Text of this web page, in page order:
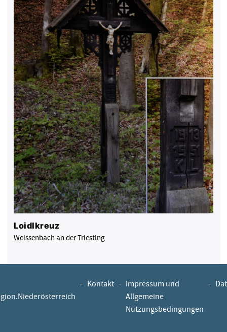
Loidlkreuz
Weissenbach an der Triesting
- Kontakt - Impressum und
Allgemeine
Nutzungsbedingungen
-